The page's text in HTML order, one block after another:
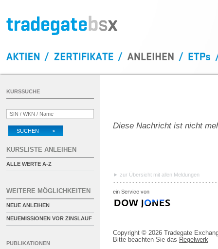
Diese Nachricht ist nicht
zur Übersicht mit allen Meldungen
ein Service von
Copyright © 2026 Tradegate
Bitte beachten Sie das Regelwerk
KURSSUCHE
SUCHEN >
KURSLISTE ANLEIHEN
ALLE WERTE A-Z
WEITERE MÖGLICHKEITEN
NEUE ANLEIHEN
NEUEMISSIONEN VOR ZINSLAUF
PUBLIKATIONEN